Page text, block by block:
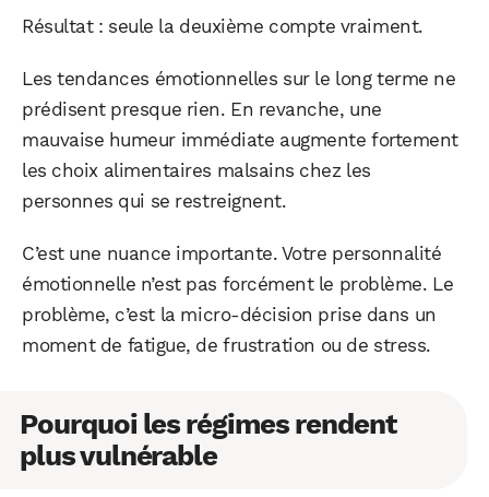
Résultat : seule la deuxième compte vraiment.
Les tendances émotionnelles sur le long terme ne
prédisent presque rien. En revanche, une
mauvaise humeur immédiate augmente fortement
les choix alimentaires malsains chez les
personnes qui se restreignent.
C’est une nuance importante. Votre personnalité
émotionnelle n’est pas forcément le problème. Le
problème, c’est la micro-décision prise dans un
moment de fatigue, de frustration ou de stress.
Pourquoi les régimes rendent
plus vulnérable